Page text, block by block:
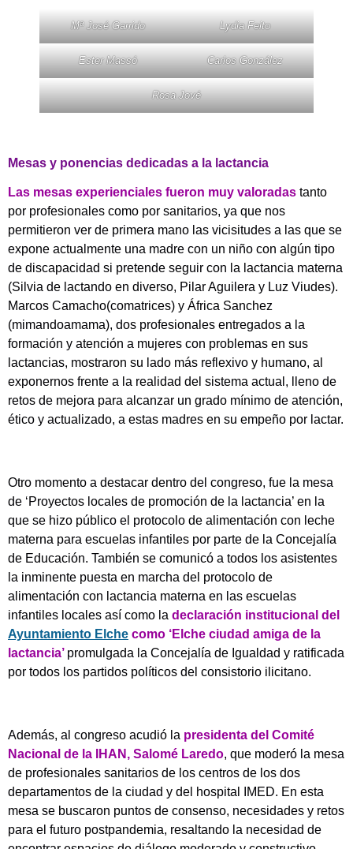
Mª José Garrido Lydia Feito
Ester Massó Carlos González
Rosa Jové
Mesas y ponencias dedicadas a la lactancia
Las mesas experienciales fueron muy valoradas tanto
por profesionales como por sanitarios, ya que nos
permitieron ver de primera mano las vicisitudes a las que se
expone actualmente una madre con un niño con algún tipo
de discapacidad si pretende seguir con la lactancia materna
(Silvia de lactando en diverso, Pilar Aguilera y Luz Viudes).
Marcos Camacho(comatrices) y África Sanchez
(mimandoamama), dos profesionales entregados a la
formación y atención a mujeres con problemas en sus
lactancias, mostraron su lado más reflexivo y humano, al
exponernos frente a la realidad del sistema actual, lleno de
retos de mejora para alcanzar un grado mínimo de atención,
ético y actualizado, a estas madres en su empeño por lactar.
Otro momento a destacar dentro del congreso, fue la mesa
de ‘Proyectos locales de promoción de la lactancia’ en la
que se hizo público el protocolo de alimentación con leche
materna para escuelas infantiles por parte de la Concejalía
de Educación. También se comunicó a todos los asistentes
la inminente puesta en marcha del protocolo de
alimentación con lactancia materna en las escuelas
infantiles locales así como la declaración institucional del
Ayuntamiento Elche como ‘Elche ciudad amiga de la
lactancia’ promulgada la Concejalía de Igualdad y ratificada
por todos los partidos políticos del consistorio ilicitano.
Además, al congreso acudió la presidenta del Comité
Nacional de la IHAN, Salomé Laredo, que moderó la mesa
de profesionales sanitarios de los centros de los dos
departamentos de la ciudad y del hospital IMED. En esta
mesa se buscaron puntos de consenso, necesidades y retos
para el futuro postpandemia, resaltando la necesidad de